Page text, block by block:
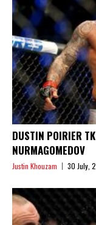
DUSTIN POIRIER
NURMAGOMEDOV
Justin Khouzam 30 July,